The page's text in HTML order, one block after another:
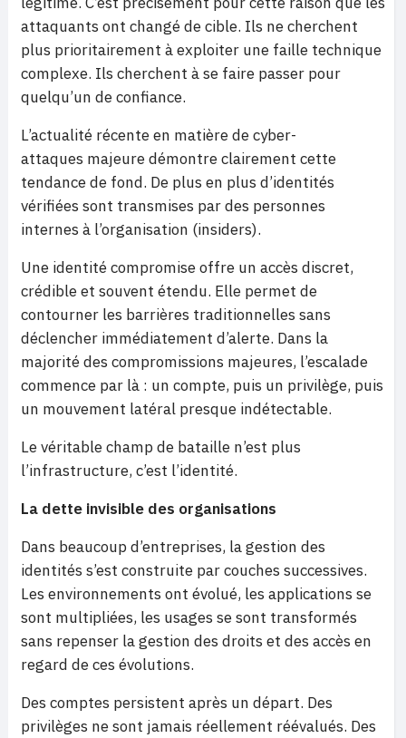
attaquants ont changé de cible. Ils ne cherchent
plus prioritairement à exploiter une faille technique
complexe. Ils cherchent à se faire passer pour
quelqu’un de confiance.
L’actualité récente en matière de cyber-
attaques majeure démontre clairement cette
tendance de fond. De plus en plus d’identités
vérifiées sont transmises par des personnes
internes à l’organisation (insiders).
Une identité compromise offre un accès discret,
crédible et souvent étendu. Elle permet de
contourner les barrières traditionnelles sans
déclencher immédiatement d’alerte. Dans la
majorité des compromissions majeures, l’escalade
commence par là : un compte, puis un privilège, puis
un mouvement latéral presque indétectable.
Le véritable champ de bataille n’est plus
l’infrastructure, c’est l’identité.
La dette invisible des organisations
Dans beaucoup d’entreprises, la gestion des
identités s’est construite par couches successives.
Les environnements ont évolué, les applications se
sont multipliées, les usages se sont transformés
sans repenser la gestion des droits et des accès en
regard de ces évolutions.
Des comptes persistent après un départ. Des
privilèges ne sont jamais réellement réévalués. Des